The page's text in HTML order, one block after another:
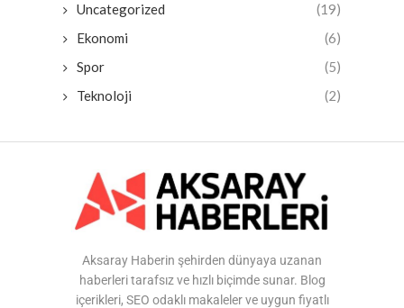
Uncategorized
(19)
Ekonomi
(6)
Spor
(5)
Teknoloji
(2)
Aksaray Haberin şehirden dünyaya uzanan
haberleri tarafsız ve hızlı biçimde sunar. Blog
içerikleri, SEO odaklı makaleler ve uygun fiyatlı